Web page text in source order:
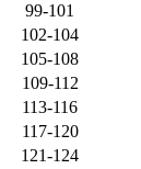
99-101
102-104
105-108
109-112
113-116
117-120
121-124